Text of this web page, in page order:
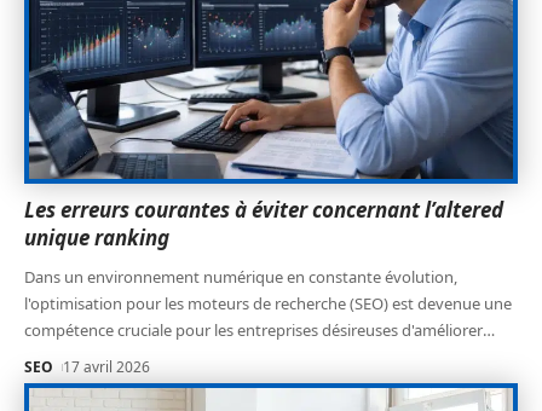
Les erreurs courantes à éviter concernant l’altered
unique ranking
Dans un environnement numérique en constante évolution,
l'optimisation pour les moteurs de recherche (SEO) est devenue une
compétence cruciale pour les entreprises désireuses d'améliorer…
SEO 17 avril 2026